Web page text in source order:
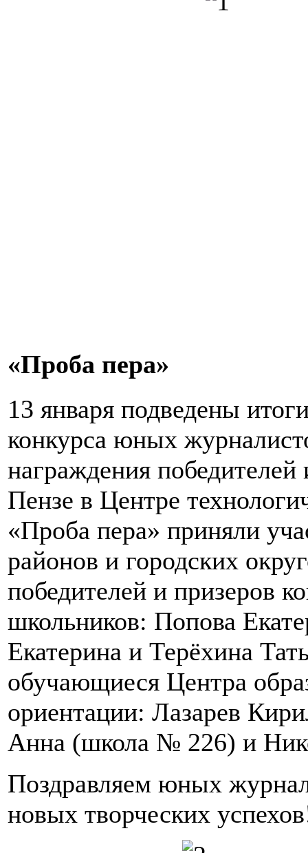
«Проба пера»
13 января подведены
конкурса юных
награждения
Пензе в Центре
«Проба пера» приняли
районов и городских
победителей и призеров
школьников: Попова
Екатерина и Терёхина
обучающиеся Центра
ориентации: Лазарев
Анна (школа № 226) и
Поздравляем юных
новых творческих